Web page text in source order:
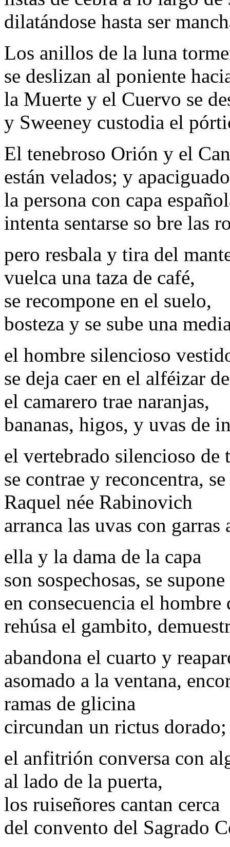
dilatándose hasta ser
Los anillos de la luna
se deslizan al poniente
la Muerte y el Cuervo se
y Sweeney custodia el
El tenebroso Orión y el Can
están velados; y
la persona con capa
intenta sentarse so bre las
pero resbala y tira del
vuelca una taza de café,
se recompone en el suelo,
bosteza y se sube una
el hombre silencioso
se deja caer en el alféizar
el camarero trae naranjas,
bananas, higos, y uvas de
el vertebrado silencioso de
se contrae y reconcentra,
Raquel née Rabinovich
arranca las uvas con garras
ella y la dama de la capa
son sospechosas, se
en consecuencia el hombre
rehúsa el gambito,
abandona el cuarto y
asomado a la ventana,
ramas de glicina
circundan un rictus dorado;
el anfitrión conversa con
al lado de la puerta,
los ruiseñores cantan cerca
del convento del Sagrado